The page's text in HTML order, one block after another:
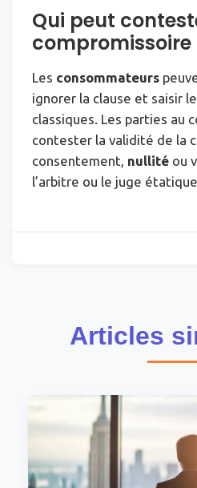
Qui peut
compromissoire
Les consommateurs
ignorer la clause et saisir
classiques. Les parties au
contester la validité de la
consentement, nullité ou
l’arbitre ou le juge
Articles